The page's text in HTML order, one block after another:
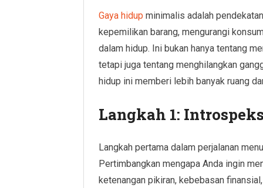
Gaya hidup minimalis adalah
kepemilikan barang, mengurangi
dalam hidup. Ini bukan hanya tentang
tetapi juga tentang menghilangkan
hidup ini memberi lebih banyak ruang
Langkah 1:
Langkah pertama dalam perjalanan
Pertimbangkan mengapa Anda ingin
ketenangan pikiran, kebebasan